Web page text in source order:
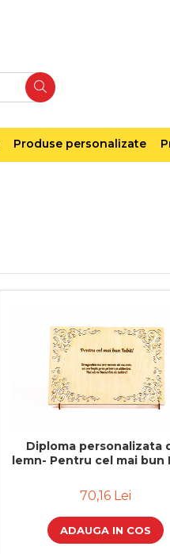
Produse personalizate
Diploma personalizata
lemn- Pentru cel mai bun
70,16 Lei
ADAUGA IN COS